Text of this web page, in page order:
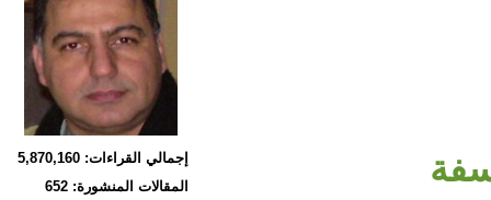
إجمالي القراءات: 5,870,160
المقالات المنشورة: 652